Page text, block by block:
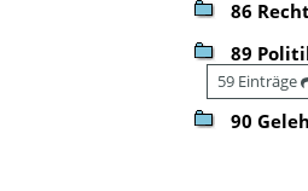
86 Recht
89
59 Einträge
90